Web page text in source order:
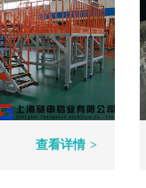
查看详情 >